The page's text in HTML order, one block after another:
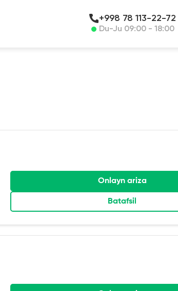
+998 78 113-22-72
Du-Ju 09:00 - 18:00
Onlayn ariza
Batafsil